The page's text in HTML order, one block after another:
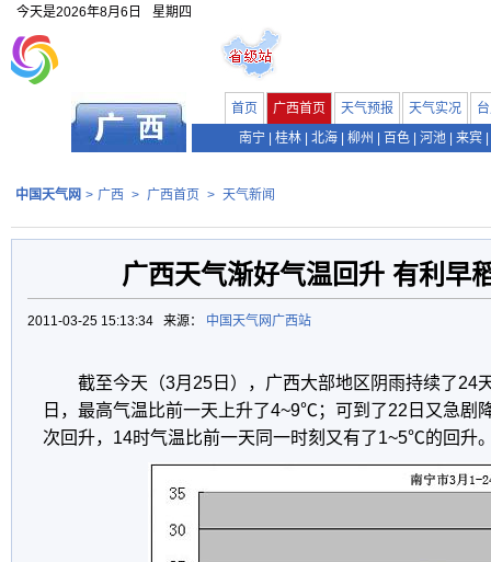
今天是2026年8月6日 星期四
首页 广西首页 天气预报 天气实况
南宁
桂林 北海 柳州 百色 河池 来宾
中国天气网 > 广西 > 广西首页 > 天气新闻
广西天气渐好气温回升 有利早
2011-03-25 15:13:34 来源： 中国天气网广西站
截至今天（3月25日），广西大部地区阴雨持续了24
日，最高气温比前一天上升了4~9℃；可到了22日又急剧
次回升，14时气温比前一天同一时刻又有了1~5℃的回升